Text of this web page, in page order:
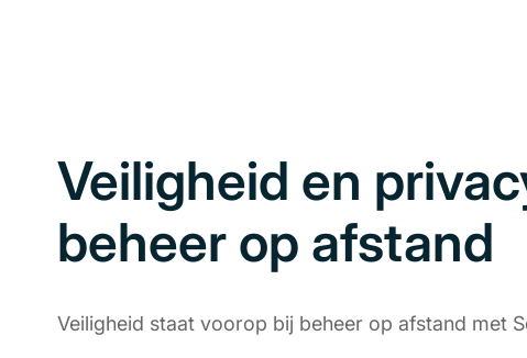
Veiligheid en
beheer op afstand
Veiligheid staat voorop bij beheer op afstand met